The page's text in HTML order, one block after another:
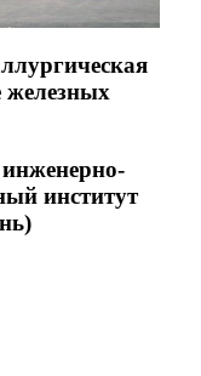
железных
институт